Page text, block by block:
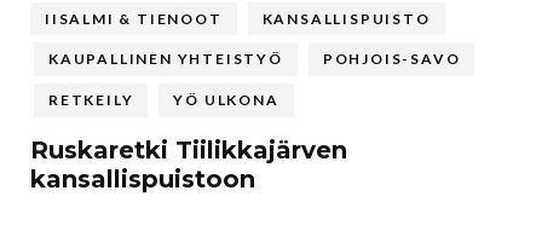
IISALMI & TIENOOT KANSALLISPUISTO
KAUPALLINEN YHTEISTYÖ POHJOIS-SAVO
RETKEILY YÖ ULKONA
Ruskaretki Tiilikkajärven
kansallispuistoon